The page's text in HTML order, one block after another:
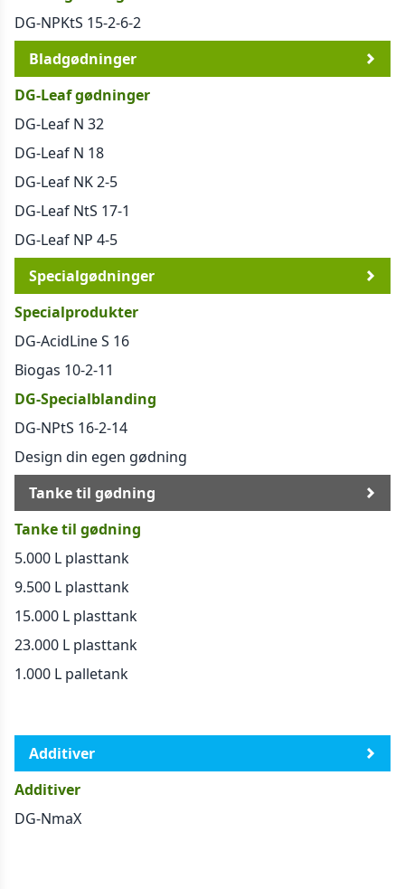
DG-NPKtS 15-2-6-2
Bladgødninger
DG-Leaf gødninger
DG-Leaf N 32
DG-Leaf N 18
DG-Leaf NK 2-5
DG-Leaf NtS 17-1
DG-Leaf NP 4-5
Specialgødninger
Specialprodukter
DG-AcidLine S 16
Biogas 10-2-11
DG-Specialblanding
DG-NPtS 16-2-14
Design din egen gødning
Tanke til gødning
Tanke til gødning
5.000 L plasttank
9.500 L plasttank
15.000 L plasttank
23.000 L plasttank
1.000 L palletank
Additiver
Additiver
DG-NmaX